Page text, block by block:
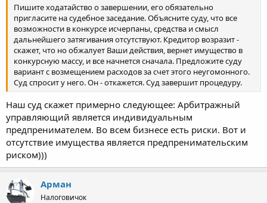
Пишите ходатайство о завершении, его обязательно
пригласите на судебное заседание. Объясните суду, что все
возможности в конкурсе исчерпаны, средства и смысл
дальнейшего затягивания отсутствуют. Кредитор возразит -
скажет, что но обжалует Ваши действия, вернет имущество в
конкурсную массу, и все начнется сначала. Предложите суду
вариант с возмещением расходов за счет этого неугомонного.
Суд спросит у него. Он - откажется. Суд завершит процедуру.
Наш суд скажет примерно следующее: Арбитражный
управляющий является индивидуальным
предпренимателем. Во всем бизнесе есть риски. Вот и
отсутствие имущества является предпренимательским
риском)))
Арман
Налоговичок